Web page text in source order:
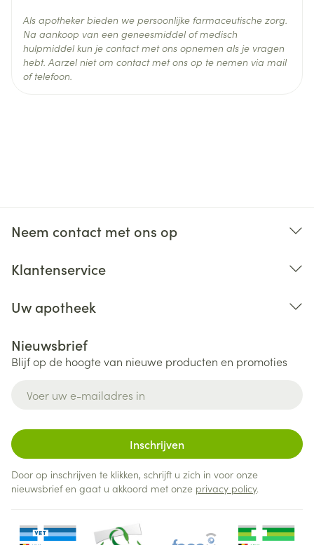
kans op een mogelijke verergering van de
panieksymptomatologie te verkleinen.
Het tablet doorslikken zonder kauwen.
Als apotheker bieden we persoonlijke farmaceutische zorg.
Na aankoop van een geneesmiddel of medisch
hulpmiddel kun je contact met ons opnemen als je vragen
hebt. Aarzel niet om contact met ons op te nemen via mail
of telefoon.
Neem contact met ons op
Klantenservice
Uw apotheek
Nieuwsbrief
Blijf op de hoogte van nieuwe producten en promoties
Inschrijven
Door op inschrijven te klikken, schrijft u zich in voor onze
nieuwsbrief en gaat u akkoord met onze privacy policy.